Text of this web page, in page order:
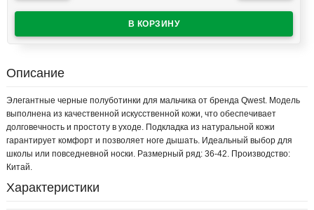
Описание
Элегантные черные полуботинки для мальчика от бренда Qwest. Модель
выполнена из качественной искусственной кожи, что обеспечивает
долговечность и простоту в уходе. Подкладка из натуральной кожи
гарантирует комфорт и позволяет ноге дышать. Идеальный выбор для
школы или повседневной носки. Размерный ряд: 36-42. Производство:
Китай.
Характеристики